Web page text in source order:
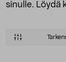
sinulle. Löydä